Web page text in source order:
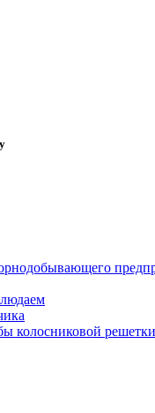
колосниковой